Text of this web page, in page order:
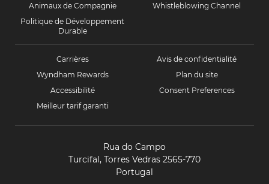
Animaux de Compagnie
Politique de Développement
Durable
Whistleblowing Channel
Carrières
Wyndham Rewards
Accessibilité
Meilleur tarif garanti
Avis de confidentialité
Plan du site
Consent Preferences
Rua do Campo
Turcifal, Torres Vedras 2565-770
Portugal